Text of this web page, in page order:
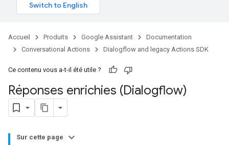
Accueil Produits Google Assistant
Documentation
Conversational Actions
Dialogflow and legacy Actions SDK
Ce contenu vous a-t-il été utile ?
Réponses enrichies (Dialogflow)
Sur cette page